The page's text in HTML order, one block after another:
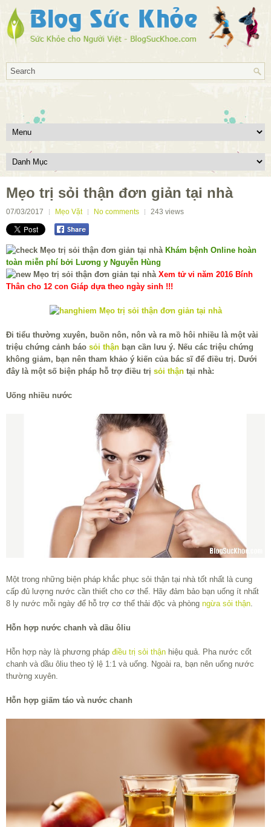
Mẹo trị sỏi thận đơn giản tại nhà
07/03/2017 Mẹo Vặt No comments 243 views
Khám bệnh Online hoàn
toàn miễn phí bởi Lương y Nguyễn Hùng
Xem tử vi năm 2016 Bính
Thân cho 12 con Giáp dựa theo ngày sinh !!!
Đi tiểu thường xuyên, buồn nôn, nôn và ra mồ hôi nhiều là một vài
triệu chứng cảnh báo sỏi thận bạn cần lưu ý. Nếu các triệu chứng
không giảm, bạn nên tham khảo ý kiến của bác sĩ để điều trị. Dưới
đây là một số biện pháp hỗ trợ điều trị sỏi thận tại nhà:
Uống nhiều nước
Một trong những biện pháp khắc phục sỏi thận tại nhà tốt nhất là cung
cấp đủ lượng nước cần thiết cho cơ thể. Hãy đảm bảo bạn uống ít nhất
8 ly nước mỗi ngày để hỗ trợ cơ thể thải độc và phòng ngừa sỏi thận.
Hỗn hợp nước chanh và dầu ôliu
Hỗn hợp này là phương pháp điều trị sỏi thận hiệu quả. Pha nước cốt
chanh và dầu ôliu theo tỷ lệ 1:1 và uống. Ngoài ra, bạn nên uống nước
thường xuyên.
Hỗn hợp giấm táo và nước chanh